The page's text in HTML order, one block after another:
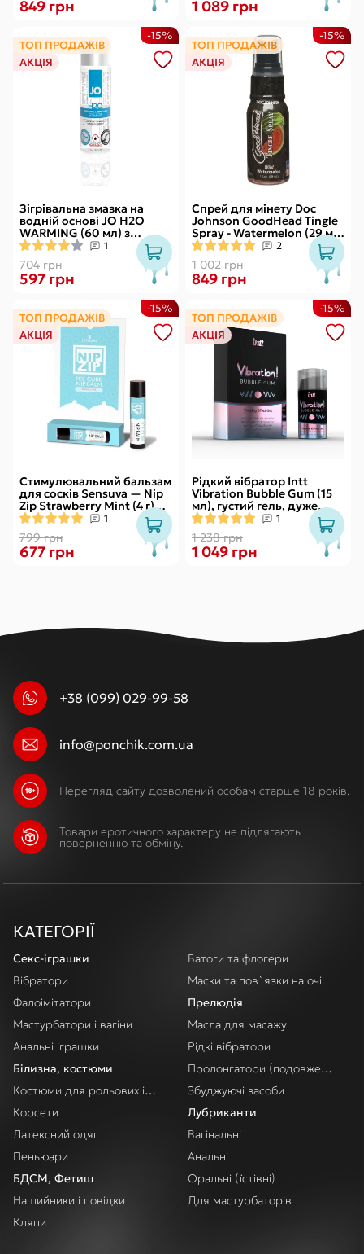
849 грн 1 089 грн
ТОП ПРОДАЖІВ
АКЦІЯ
Зігрівальна змазка на
водній основі JO H2O
WARMING (60 мл) з
екстрактом перцевої
м’яти
1
704 грн
-15%
597 грн
ТОП ПРОДАЖІВ
АКЦІЯ
Спрей для мінету Doc
Johnson GoodHead Tingle
Spray - Watermelon (29 мл)
зі стимулювальним
ефектом
2
1 002 грн
-15%
849 грн
ТОП ПРОДАЖІВ
АКЦІЯ
Стимулювальний бальзам
для сосків Sensuva — Nip
Zip Strawberry Mint (4 г)
охолоджувальний
1
799 грн
-15%
677 грн
ТОП ПРОДАЖІВ
АКЦІЯ
Рідкий вібратор Intt
Vibration Bubble Gum (15
мл), густий гель, дуже
смачний, діє до 30 хвилин
1
1 238 грн
-15%
1 049 грн
+38 (099) 029-99-58
info@ponchik.com.ua
Перегляд сайту дозволений особам старше 18 років.
Товари еротичного характеру не підлягають
поверненню та обміну.
КАТЕГОРІЇ
Секс-іграшки
Вібратори
Фалоімітатори
Мастурбатори і вагіни
Анальні іграшки
Білизна, костюми
Костюми для рольових ігор
Корсети
Латексний одяг
Пеньюари
БДСМ, Фетиш
Нашийники і повідки
Кляпи
Батоги та флогери
Маски та пов`язки на очі
Прелюдія
Масла для масажу
Рідкі вібратори
Пролонгатори (подовження
Збуджуючі засоби
Лубриканти
Вагінальні
Анальні
Оральні (їстівні)
Для мастурбаторів